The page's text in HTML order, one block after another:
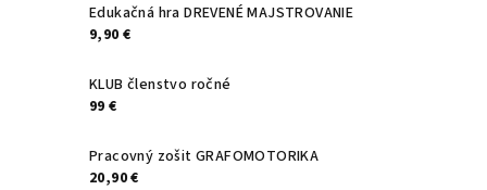
Edukačná hra DREVENÉ MAJSTROVANIE
9,90 €
KLUB členstvo ročné
99 €
Pracovný zošit GRAFOMOTORIKA
20,90 €